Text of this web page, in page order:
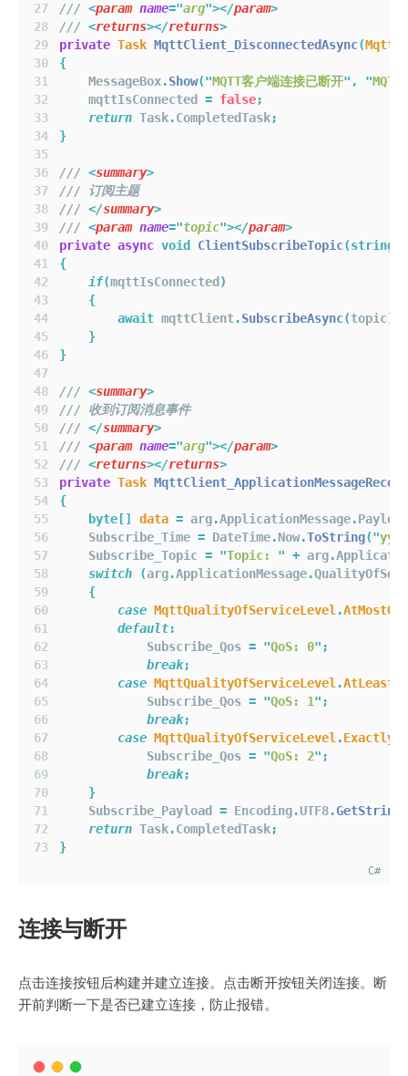
/// <param name="arg"></param>
/// <returns></returns>
private Task MqttClient_DisconnectedAsync(
{
    MessageBox
.Show("MQTT客户端连接已断开" , "MQTT
    mqttIsConnected
= false;
return Task.CompletedTask;
}
/// <summary>
/// 订阅主题
/// </summary>
/// <param name="topic"></param>
private async void ClientSubscribeTopic(string
{
if(mqttIsConnected )
{
await mqttClient.SubscribeAsync(topic);
}
}
/// <summary>
/// 收到订阅消息事件
/// </summary>
/// <param name="arg"></param>
/// <returns></returns>
private Task
{
byte[]
data = arg.ApplicationMessage.
    Subscribe_Time
= DateTime.Now.ToString("
    Subscribe_Topic
= "Topic: " + arg.
switch
(arg.ApplicationMessage.
{
case MqttQualityOfServiceLevel .
default:
            Subscribe_Qos
= "QoS: 0" ;
break;
case MqttQualityOfServiceLevel .
            Subscribe_Qos
= "QoS: 1" ;
break;
case MqttQualityOfServiceLevel .
            Subscribe_Qos
= "QoS: 2" ;
break;
}
    Subscribe_Payload
= Encoding.UTF8.GetString
return Task.CompletedTask;
}
C#
连接与断开
点击连接按钮后构建并建立连接。点击断开按钮关闭连接。断
开前判断一下是否已建立连接，防止报错。